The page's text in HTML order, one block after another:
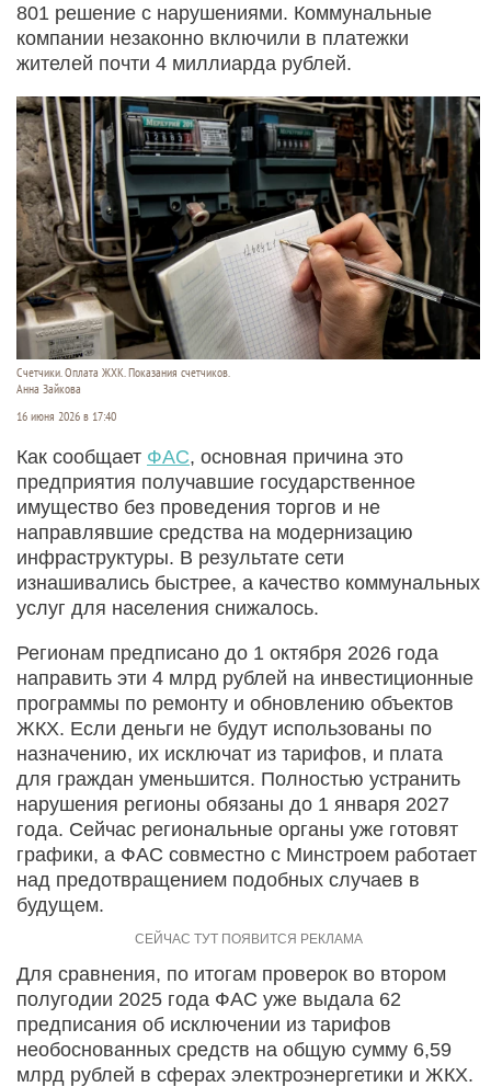
801 решение с нарушениями. Коммунальные
компании незаконно включили в платежки
жителей почти 4 миллиарда рублей.
Счетчики. Оплата ЖХК. Показания счетчиков.
Анна Зайкова
16 июня 2026 в 17:40
Как сообщает ФАС, основная причина это
предприятия получавшие государственное
имущество без проведения торгов и не
направлявшие средства на модернизацию
инфраструктуры. В результате сети
изнашивались быстрее, а качество коммунальных
услуг для населения снижалось.
Регионам предписано до 1 октября 2026 года
направить эти 4 млрд рублей на инвестиционные
программы по ремонту и обновлению объектов
ЖКХ. Если деньги не будут использованы по
назначению, их исключат из тарифов, и плата
для граждан уменьшится. Полностью устранить
нарушения регионы обязаны до 1 января 2027
года. Сейчас региональные органы уже готовят
графики, а ФАС совместно с Минстроем работает
над предотвращением подобных случаев в
будущем.
Для сравнения, по итогам проверок во втором
полугодии 2025 года ФАС уже выдала 62
предписания об исключении из тарифов
необоснованных средств на общую сумму 6,59
млрд рублей в сферах электроэнергетики и ЖКХ.